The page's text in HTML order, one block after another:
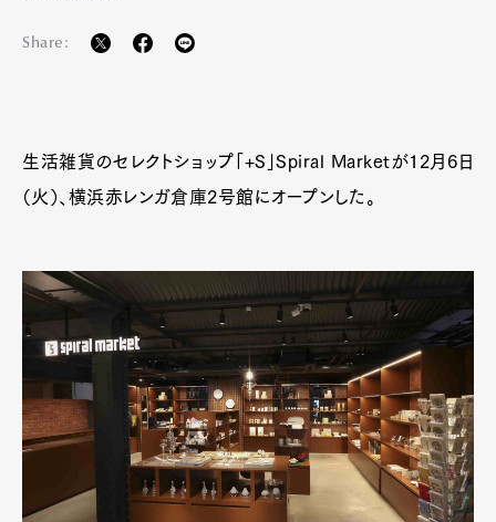
Share:
生活雑貨のセレクトショップ「+S」Spiral Marketが12月6日
（火）、横浜赤レンガ倉庫2号館にオープンした。